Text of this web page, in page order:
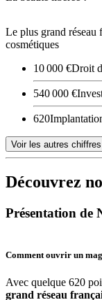
Le plus grand réseau
cosmétiques
10 000 €Droit
540 000 €
620
Voir les autres
Découvrez
Présentation de
Comment ouvrir un
Avec quelque 620
grand réseau